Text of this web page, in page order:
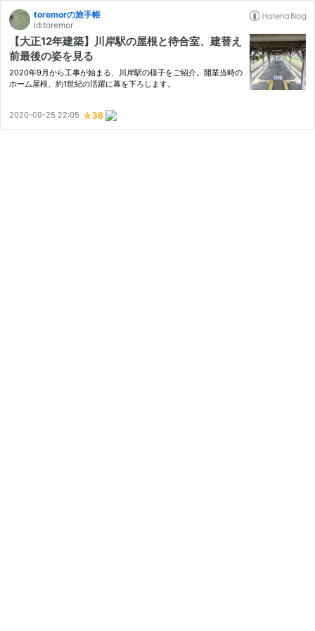
toremorの旅手帳
id:toremor
【大正12年建築】川岸駅の屋根と待合室、建替え
前最後の姿を見る
2020年9月から工事が始まる、川岸駅の様子をご紹介。開業当時の
ホーム屋根、約1世紀の活躍に幕を下ろします。
2020-09-25 22:05